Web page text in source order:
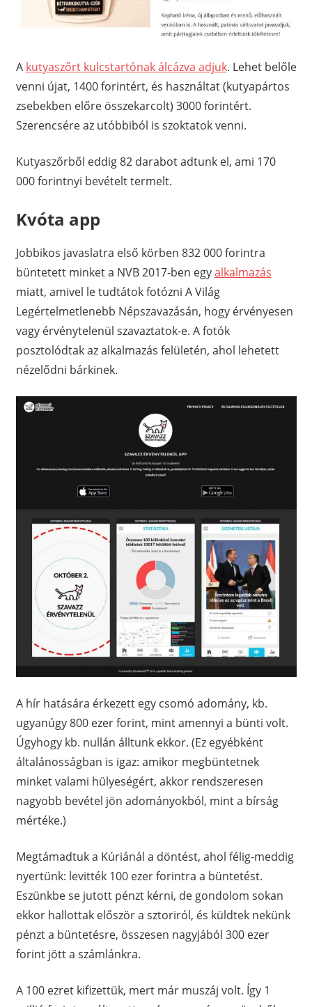
A kutyaszőrt kulcstartónak álcázva adjuk. Lehet belőle
venni újat, 1400 forintért, és használtat (kutyapártos
zsebekben előre összekarcolt) 3000 forintért.
Szerencsére az utóbbiból is szoktatok venni.
Kutyaszőrből eddig 82 darabot adtunk el, ami 170
000 forintnyi bevételt termelt.
Kvóta app
Jobbikos javaslatra első körben 832 000 forintra
büntetett minket a NVB 2017-ben egyalkalmazás
miatt, amivel le tudtátok fotózni A Világ
Legértelmetlenebb Népszavazásán, hogy érvényesen
vagy érvénytelenül szavaztatok-e. A fotók
posztolódtak az alkalmazás felületén, ahol lehetett
nézelődni bárkinek.
A hír hatására érkezett egy csomó adomány, kb.
ugyanúgy 800 ezer forint, mint amennyi a bünti volt.
Úgyhogy kb. nullán álltunk ekkor. (Ez egyébként
általánosságban is igaz: amikor megbüntetnek
minket valami hülyeségért, akkor rendszeresen
nagyobb bevétel jön adományokból, mint a bírság
mértéke.)
Megtámadtuk a Kúriánál a döntést, ahol félig-meddig
nyertünk: levitték 100 ezer forintra a büntetést.
Eszünkbe se jutott pénzt kérni, de gondolom sokan
ekkor hallottak először a sztoriról, és küldtek nekünk
pénzt a büntetésre, összesen nagyjából 300 ezer
forint jött a számlánkra.
A 100 ezret kifizettük, mert már muszáj volt. Így 1